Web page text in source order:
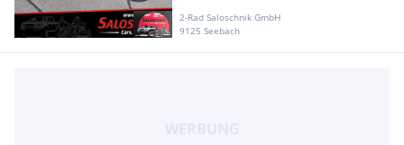
2-Rad Saloschnik GmbH
9125 Seebach